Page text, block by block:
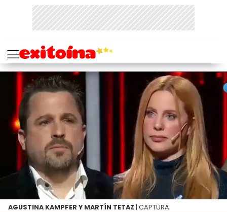
AGUSTINA KAMPFER Y MARTÍN TETAZ | CAPTURA